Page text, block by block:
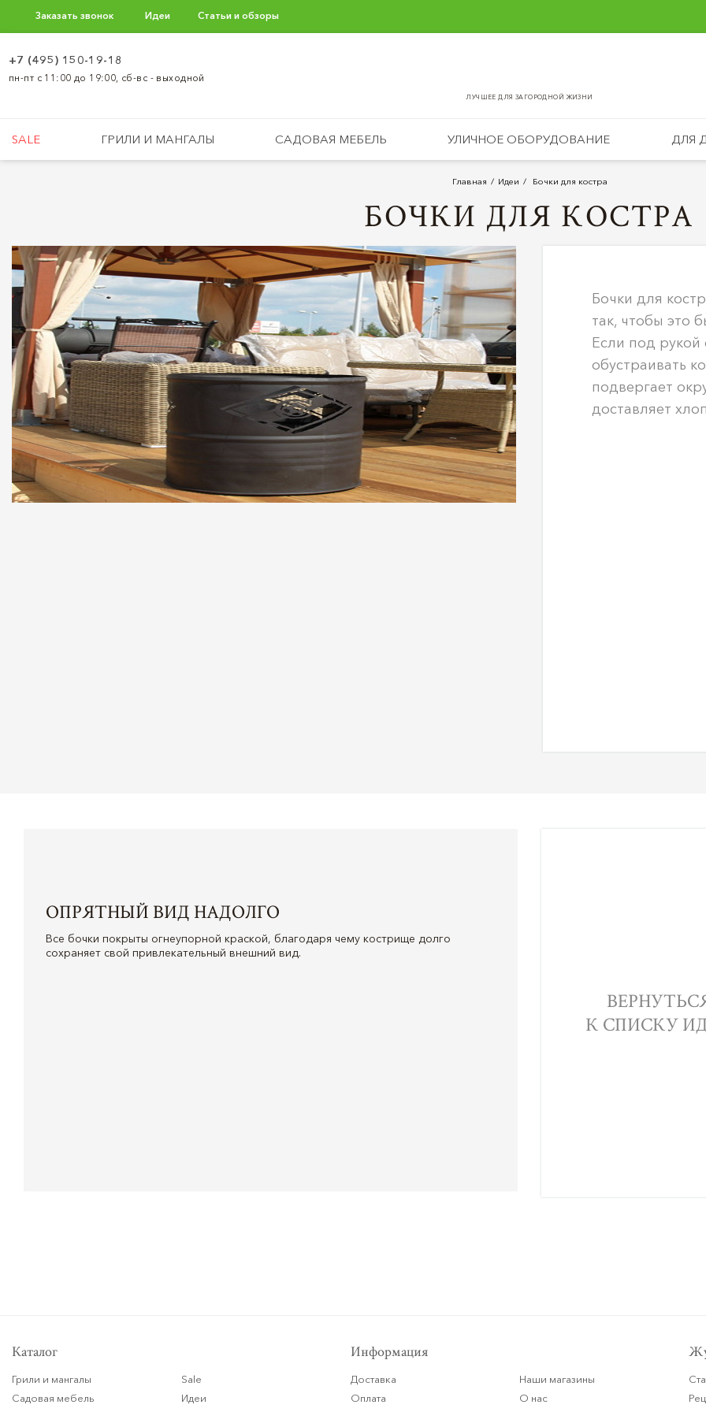
Заказать звонок Идеи Статьи и обзоры
ЛУЧШЕЕ ДЛЯ ЗАГОРОДНОЙ ЖИЗНИ
+7 (495) 150-19-18
пн-пт с 11:00 до 19:00, сб-вс - выходной
SALE ГРИЛИ И МАНГАЛЫ САДОВАЯ МЕБЕЛЬ УЛИЧНОЕ ОБОРУДОВАНИЕ ДЛЯ
Главная Идеи Бочки для костра
БОЧКИ ДЛЯ КОСТРА
Бочки для
так, чтобы это
Если под рукой
обустраивать
подвергает
доставляет
ОПРЯТНЫЙ ВИД НАДОЛГО
Все бочки покрыты огнеупорной краской, благодаря чему кострище долго
сохраняет свой привлекательный внешний вид.
К СПИСКУ
Каталог
Грили и мангалы
Садовая мебель
Sale
Идеи
Информация
Доставка
Оплата
Наши магазины
О нас